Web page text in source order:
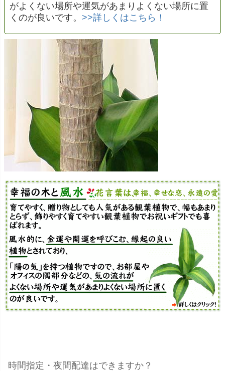
がよくない場所や運気があまりよくない場所に置
くのが良いです。 >>詳しくはこちら！
時間指定・夜間配達はできますか？